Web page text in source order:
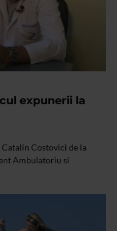
expunerii la
Costovici de la
Ambulatoriu si